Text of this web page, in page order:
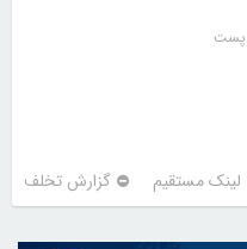
لینک مستقیم گزارش تخلف